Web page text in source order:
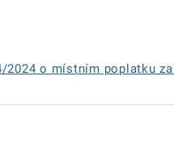
2024 o místním poplatku